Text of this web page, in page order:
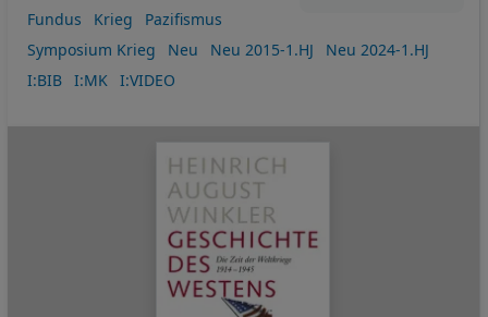
Fundus
Krieg
Pazifismus
Symposium Krieg
Neu Neu 2015-1.HJ
Neu 2024-1.HJ
I:BIB
I:MK I:VIDEO